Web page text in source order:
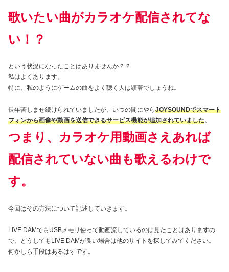
歌いたい曲がカラオケ配信されてな
い！？
という状況になったことはありませんか？？
私はよくあります。
特に、私のようにゲームの曲をよく聴く人は顕著でしょうね。
長年苦しませ続けられていましたが、いつの間にやらJOYSOUNDでスマート
フォンから画像や動画を送信できるサービス機能が追加されていました。
つまり、カラオケ用動画さえあれば
配信されていない曲も歌えるわけで
す。
今回はその方法について記述していきます。
LIVE DAMでもUSBメモリ使って動画流しているのは見たことはありますの
で、どうしてもLIVE DAMが良い場合は他のサイトを探してみてください。
何かしら手段はあるはずです。